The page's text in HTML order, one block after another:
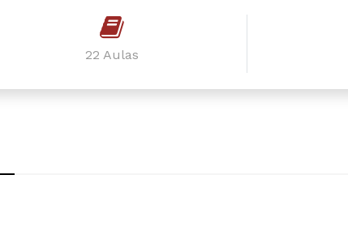
22 Aulas